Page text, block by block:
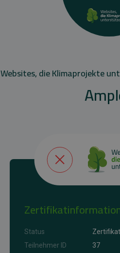
Websites, die Klimaprojekte
Status
Teilnehmer ID
37